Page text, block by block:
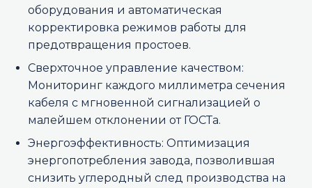
оборудования и автоматическая
корректировка режимов работы для
предотвращения простоев.
Сверхточное управление качеством:
Мониторинг каждого миллиметра сечения
кабеля с мгновенной сигнализацией о
малейшем отклонении от ГОСТа.
Энергоэффективность: Оптимизация
энергопотребления завода, позволившая
снизить углеродный след производства на